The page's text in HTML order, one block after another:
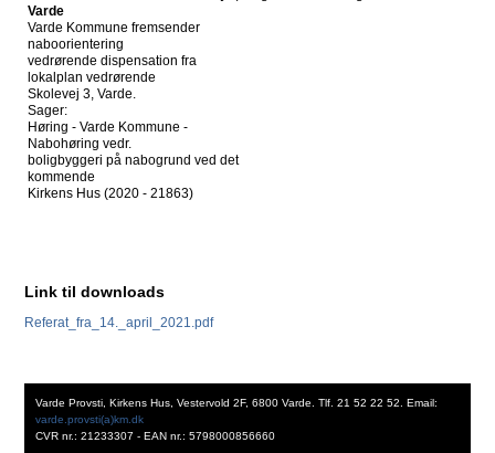
Varde
Varde Kommune fremsender
naboorientering
vedrørende dispensation fra
lokalplan vedrørende
Skolevej 3, Varde.
Sager:
Høring - Varde Kommune -
Nabohøring vedr.
boligbyggeri på nabogrund ved det
kommende
Kirkens Hus (2020 - 21863)
Link til downloads
Referat_fra_14._april_2021.pdf
Varde Provsti, Kirkens Hus, Vestervold 2F, 6800 Varde. Tlf. 21 52 22 52. Email:
varde.provsti(a)km.dk
CVR nr.: 21233307 - EAN nr.: 5798000856660